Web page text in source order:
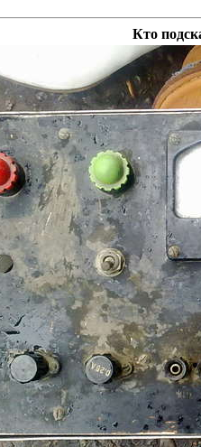
Кто